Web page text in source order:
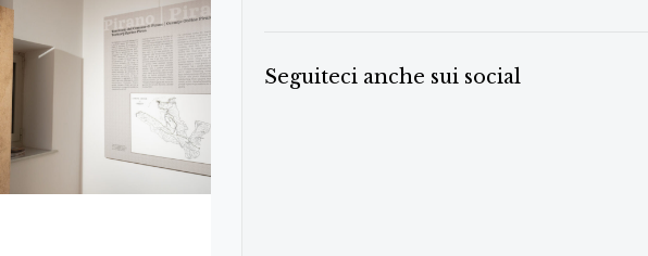
Seguiteci anche sui social